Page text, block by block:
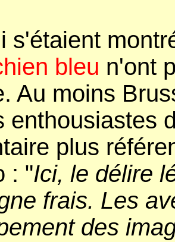
s'étaient
bleu n'ont
Au moins
enthousiastes
plus
: "Ici, le délire
frais. Les
des